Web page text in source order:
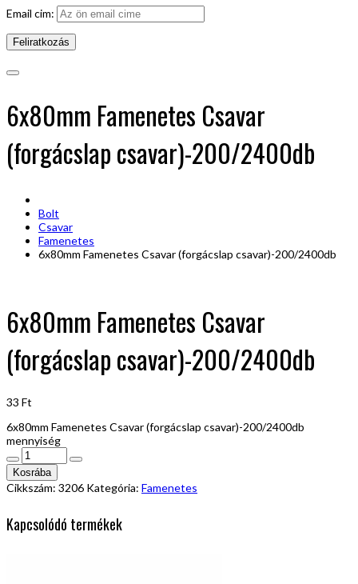
Email cim:
6x80mm Famenetes Csavar
(forgácslap csavar)-200/2400db
Bolt
Csavar
Famenetes
6x80mm Famenetes Csavar (forgácslap csavar)-200/2400db
6x80mm Famenetes Csavar
(forgácslap csavar)-200/2400db
33 Ft
6x80mm Famenetes Csavar (forgácslap csavar)-200/2400db
mennyiség
Kosrába
Cikkszám: 3206 Kategória: Famenetes
Kapcsolódó termékek